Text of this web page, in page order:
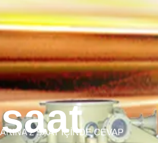
2 SAAT İÇİNDE CEVAP